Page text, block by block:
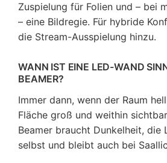
Zuspielung für Folien und – bei
– eine Bildregie. Für hybride
die Stream-Ausspielung hinzu.
WANN IST EINE LED-WAND
BEAMER?
Immer dann, wenn der Raum
Fläche groß und weithin
Beamer braucht Dunkelheit, die
selbst und bleibt auch bei